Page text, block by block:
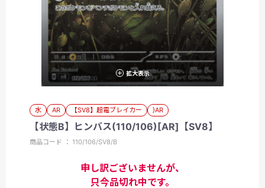
拡大表示
水 AR 【SV8】超電ブレイカー }AR
【状態B】ヒンバス(110/106)[AR]【SV8】
商品コード ： 110/106/SV8/B
申し訳ございませんが、
只今品切れ中です。